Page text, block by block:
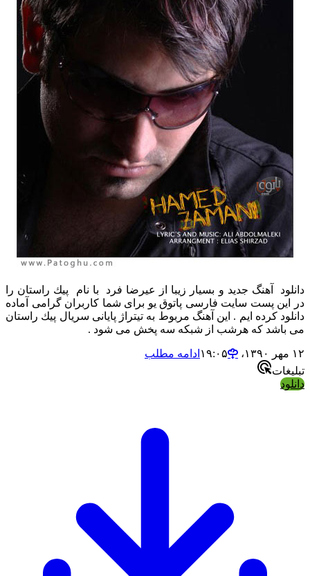
دانلود آهنگ جدید و بسیار زیبا از عیرضا فرد با نام پیك راستان را
در این پست سایت فارسی پاتوق یو برای شما کاربران گرامی آماده
دانلود کرده ایم . این آهنگ مربوط به تیتراژ پایانی سریال پیك راستان
می باشد که هرشب از شبکه سه پخش می شود .
۱۲ مهر ۱۳۹۰،‏ ۱۹:۰۵
ادامه مطلب
تبلیغات
دانلود